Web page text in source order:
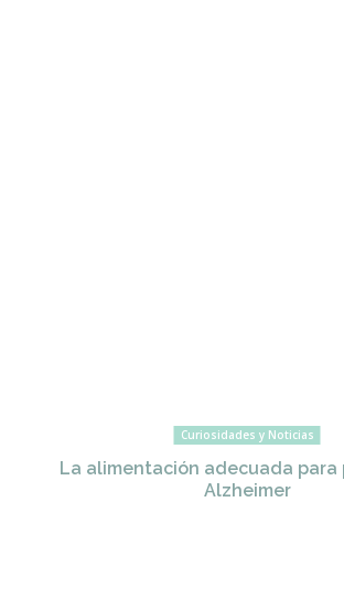
Curiosidades y Noticias
La alimentación adecuada para
Alzheimer